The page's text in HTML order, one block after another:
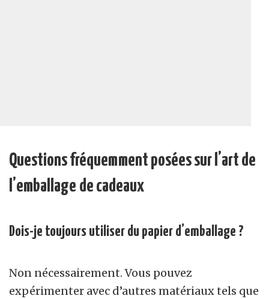
Questions fréquemment posées sur l’art de
l’emballage de cadeaux
Dois-je toujours utiliser du papier d’emballage ?
Non nécessairement. Vous pouvez
expérimenter avec d’autres matériaux tels que